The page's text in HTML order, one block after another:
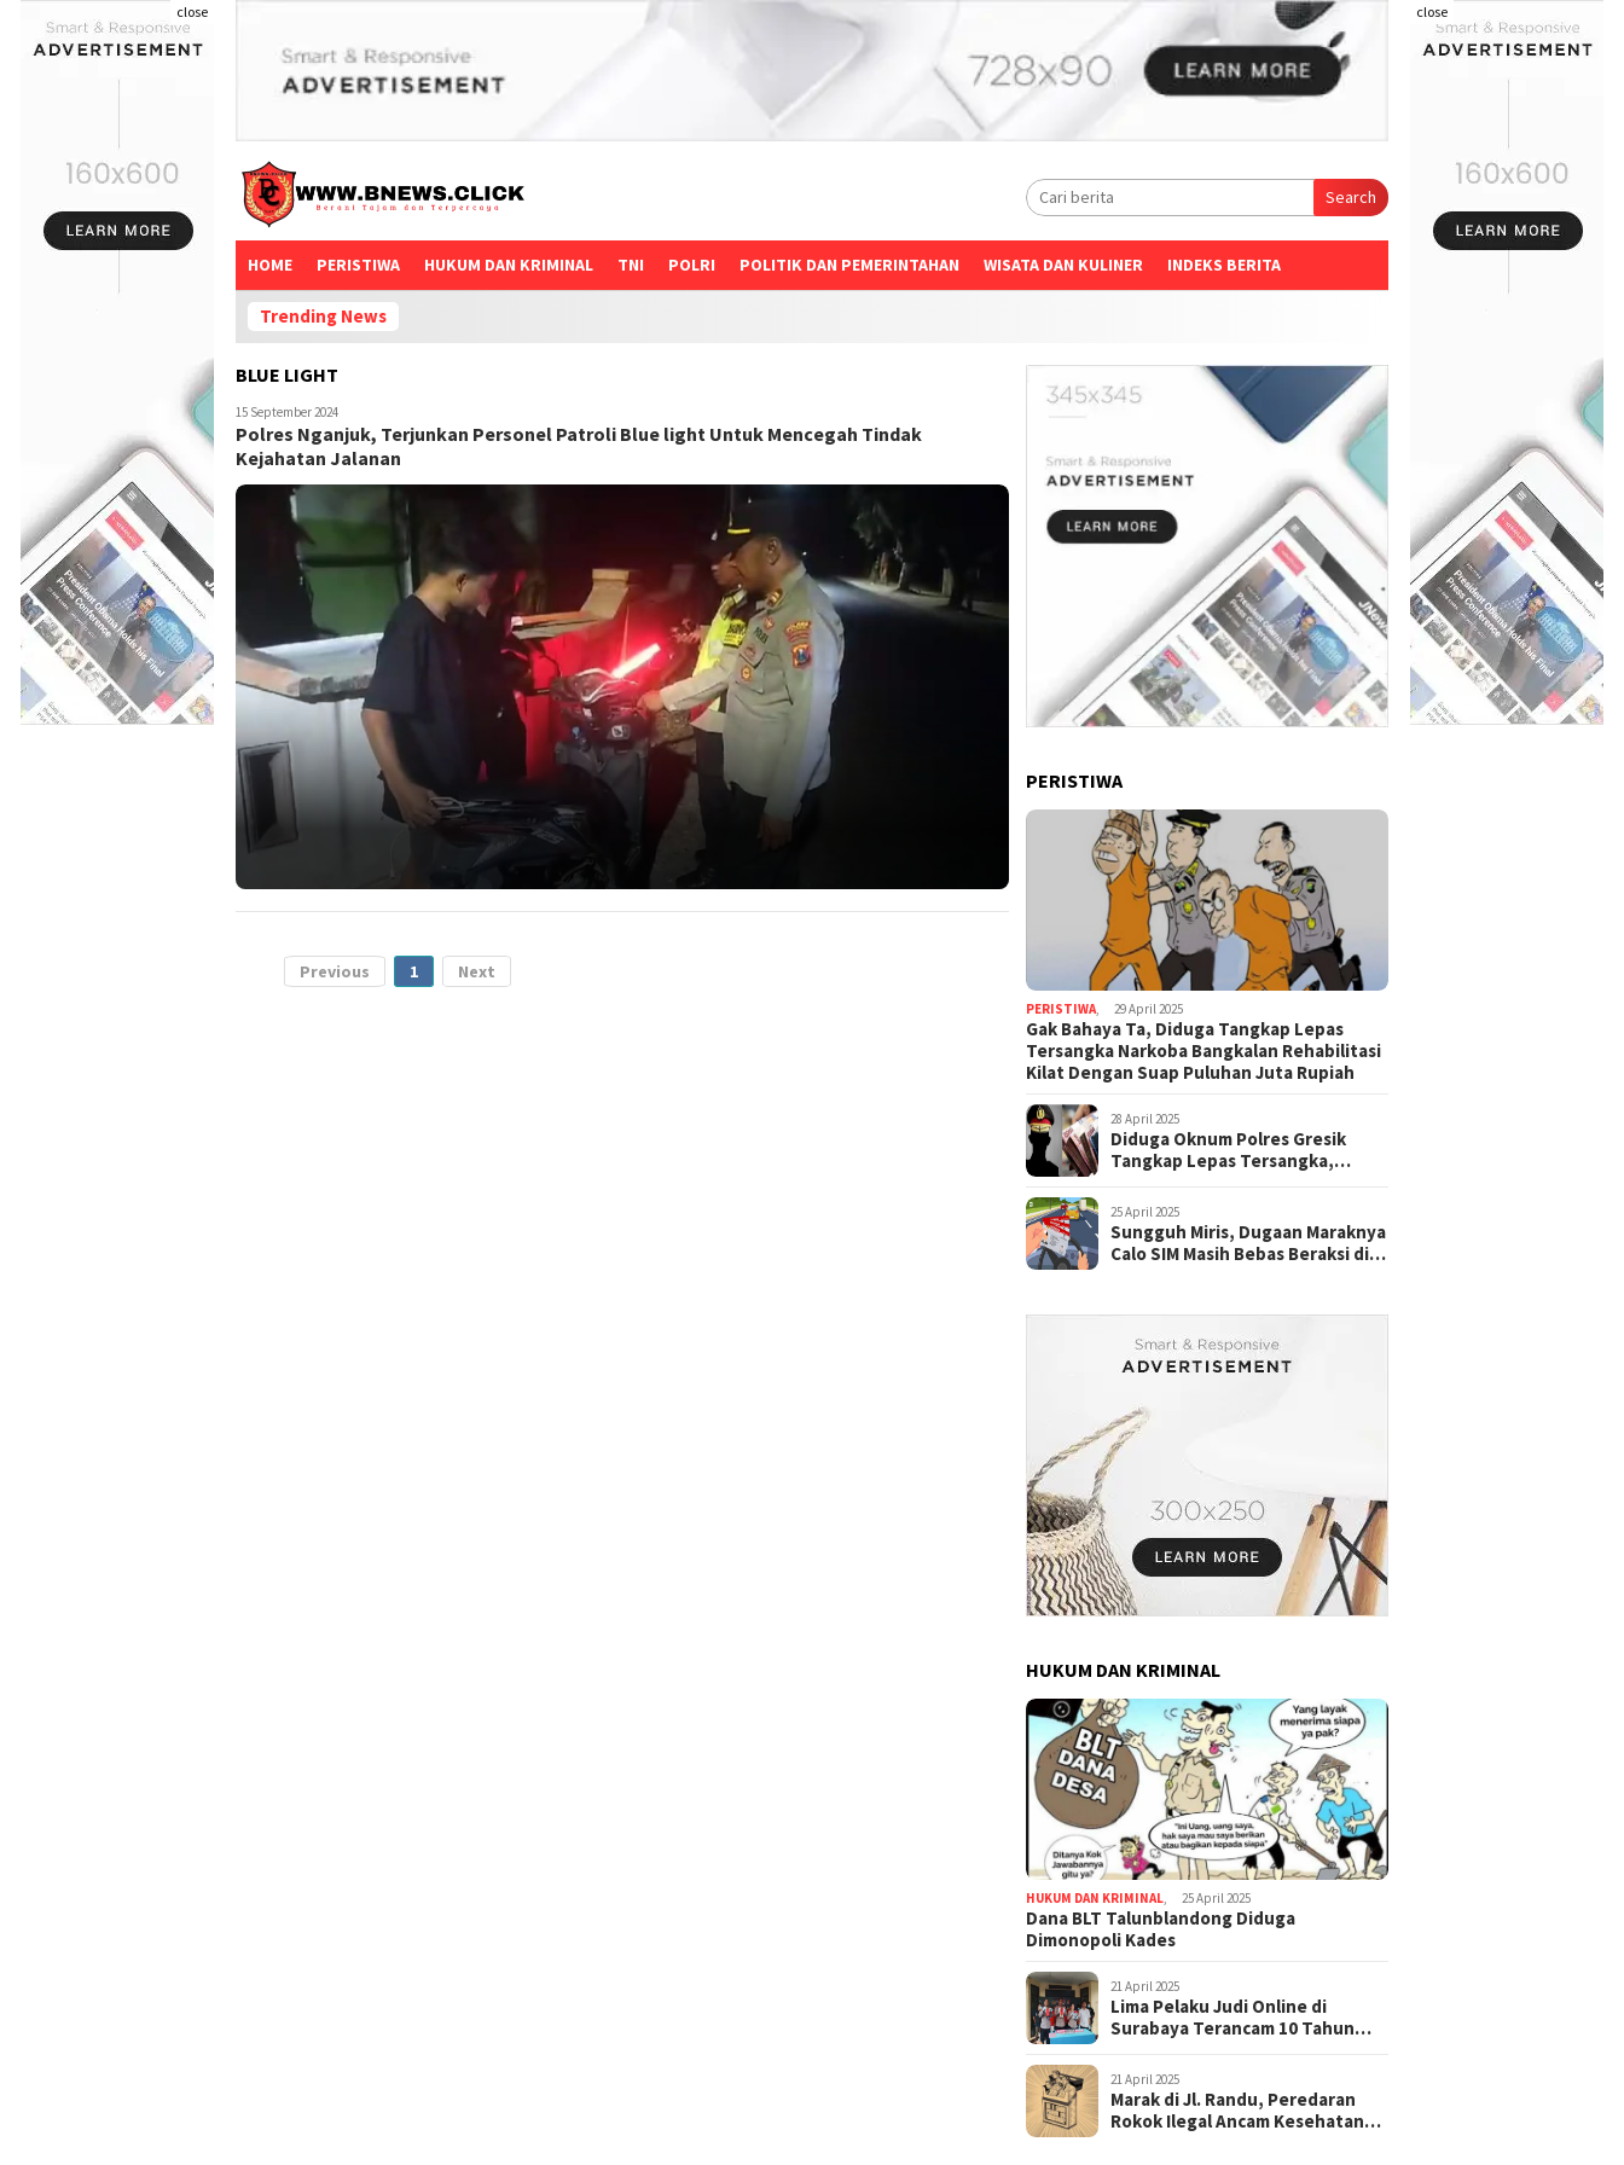
close close
Search
HOME PERISTIWA HUKUM DAN KRIMINAL TNI POLRI POLITIK DAN PEMERINTAHAN WISATA DAN KULINER INDEKS BERITA
Trending News
BLUE LIGHT
15 September 2024
Polres Nganjuk, Terjunkan Personel Patroli Blue light Untuk Mencegah Tindak
Kejahatan Jalanan
Previous 1 Next
PERISTIWA
PERISTIWA, 29 April 2025
Gak Bahaya Ta, Diduga Tangkap Lepas
Tersangka Narkoba Bangkalan Rehabilitasi
Kilat Dengan Suap Puluhan Juta Rupiah
28 April 2025
Diduga Oknum Polres Gresik
Tangkap Lepas Tersangka,
25 April 2025
Sungguh Miris, Dugaan Maraknya
Calo SIM Masih Bebas Beraksi di
HUKUM DAN KRIMINAL
HUKUM DAN KRIMINAL 25 April 2025
Dana BLT Talunblandong Diduga
Dimonopoli Kades
21 April 2025
Lima Pelaku Judi Online di
Surabaya Terancam 10 Tahun
21 April 2025
Marak di Jl. Randu, Peredaran
Rokok Ilegal Ancam Kesehatan